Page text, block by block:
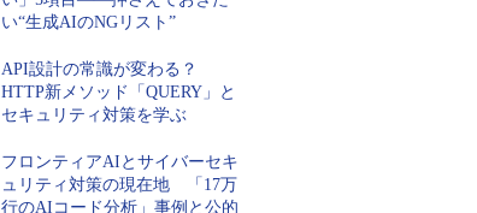
い“生成AIのNGリスト”
API設計の常識が変わる？
HTTP新メソッド「QUERY」と
セキュリティ対策を学ぶ
フロンティアAIとサイバーセキ
ュリティ対策の現在地 「17万
行のAIコード分析」事例と公的